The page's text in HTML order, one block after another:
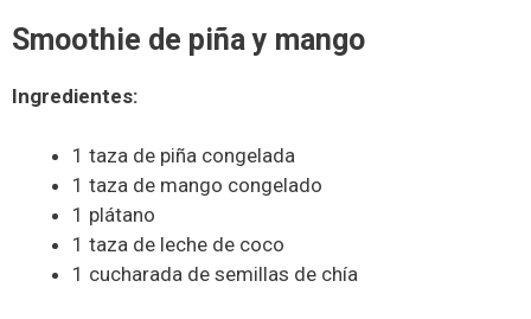
Smoothie de piña y mango
Ingredientes:
1 taza de piña congelada
1 taza de mango congelado
1 plátano
1 taza de leche de coco
1 cucharada de semillas de chía